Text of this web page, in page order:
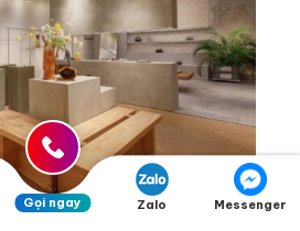
Gọi ngay Zalo Messenger